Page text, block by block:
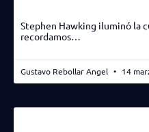
Stephen Hawking iluminó la
recordamos…
Gustavo Rebollar Angel 14